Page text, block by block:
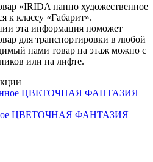
«IRIDA панно художественное
классу «Габарит».
эта информация поможет
для транспортировки в любой
нами товар на этаж можно с
или на лифте.
ЦВЕТОЧНАЯ ФАНТАЗИЯ